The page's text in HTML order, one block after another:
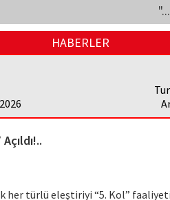
HABERLER
türlü eleştiriyi “5. Kol” faaliyeti